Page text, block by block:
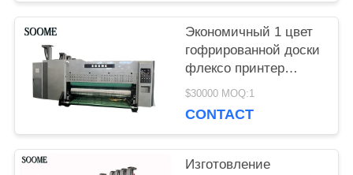
Экономичный 1 цвет
гофрированной доски
флексо принтер
слотер резачкой для
коробок
$30000 MOQ:1
CONTACT
Изготовление